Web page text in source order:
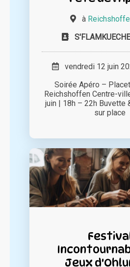
à
vendredi 12 juin
Soirée Apéro –
Reichshoffen Centre-
juin | 18h – 22h Buvette
sur place
Jeux